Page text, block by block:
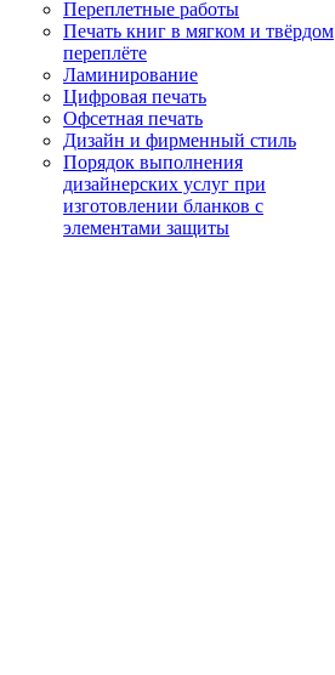
Переплетные работы
Печать книг в мягком и твёрдом
переплёте
Ламинирование
Цифровая печать
Офсетная печать
Дизайн и фирменный стиль
Порядок выполнения
дизайнерских услуг при
изготовлении бланков с
элементами защиты